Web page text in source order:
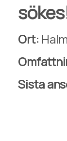
Ort:
Sista